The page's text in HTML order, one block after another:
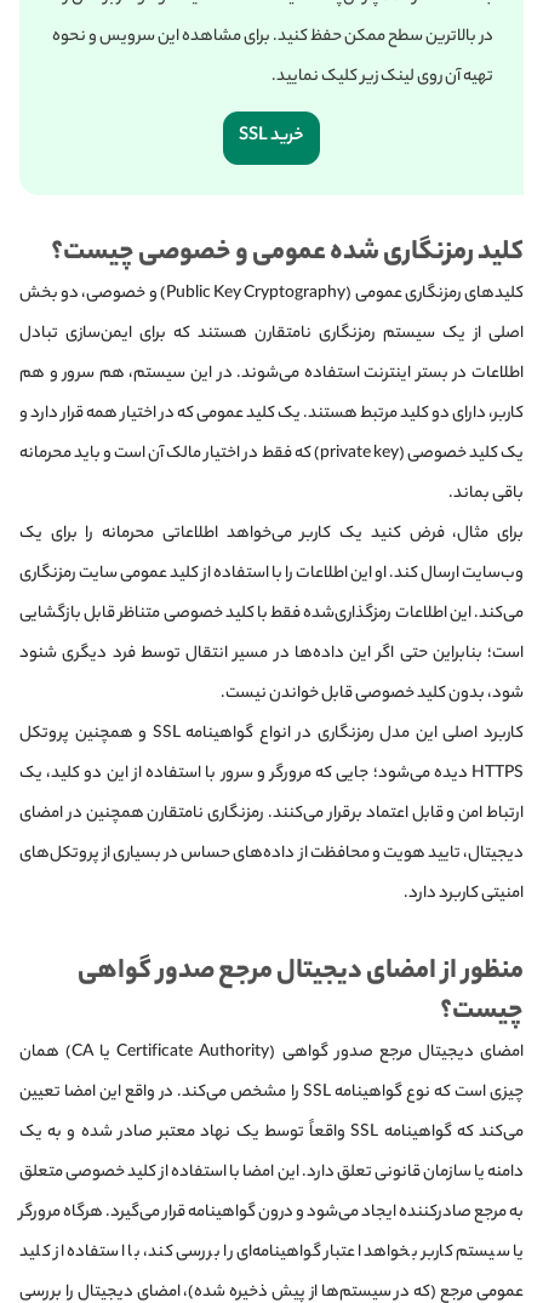
در بالاترین سطح ممکن حفظ کنید. برای مشاهده این سرویس و نحوه
تهیه آن روی لینک زیر کلیک نمایید.
خرید SSL
کلید رمزنگاری شده عمومی و خصوصی چیست؟
کلیدهای رمزنگاری عمومی (Public Key Cryptography) و خصوصی، دو بخش
اصلی از یک سیستم رمزنگاری نامتقارن هستند که برای ایمن‌سازی تبادل
اطلاعات در بستر اینترنت استفاده می‌شوند. در این سیستم، هم سرور و هم
کاربر، دارای دو کلید مرتبط هستند. یک کلید عمومی که در اختیار همه قرار دارد و
یک کلید خصوصی (private key) که فقط در اختیار مالک آن است و باید محرمانه
باقی بماند.
برای مثال، فرض کنید یک کاربر می‌خواهد اطلاعاتی محرمانه را برای یک
وب‌سایت ارسال کند. او این اطلاعات را با استفاده از کلید عمومی سایت رمزنگاری
می‌کند. این اطلاعات رمزگذاری‌شده فقط با کلید خصوصی متناظر قابل بازگشایی
است؛ بنابراین حتی اگر این داده‌ها در مسیر انتقال توسط فرد دیگری شنود
شود، بدون کلید خصوصی قابل خواندن نیست.
کاربرد اصلی این مدل رمزنگاری در انواع گواهینامه SSL و همچنین پروتکل
HTTPS دیده می‌شود؛ جایی که مرورگر و سرور با استفاده از این دو کلید، یک
ارتباط امن و قابل اعتماد برقرار می‌کنند. رمزنگاری نامتقارن همچنین در امضای
دیجیتال، تایید هویت و محافظت از داده‌های حساس در بسیاری از پروتکل‌های
امنیتی کاربرد دارد.
منظور از امضای دیجیتال مرجع صدور گواهی
چیست؟
امضای دیجیتال مرجع صدور گواهی (Certificate Authority یا CA) همان
چیزی است که نوع گواهینامه SSL را مشخص می‌کند. در واقع این امضا تعیین
می‌کند که گواهینامه SSL واقعاً توسط یک نهاد معتبر صادر شده و به یک
دامنه یا سازمان قانونی تعلق دارد. این امضا با استفاده از کلید خصوصی متعلق
به مرجع صادرکننده ایجاد می‌شود و درون گواهینامه قرار می‌گیرد. هرگاه مرورگر
یا سیستم کاربر بخواهد اعتبار گواهینامه‌ای را بررسی کند، با استفاده از کلید
عمومی مرجع (که در سیستم‌ها از پیش ذخیره شده)، امضای دیجیتال را بررسی